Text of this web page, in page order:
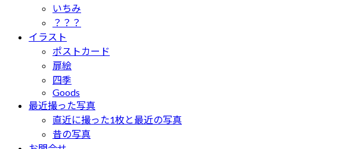
いちみ
？？？
イラスト
ポストカード
扉絵
四季
Goods
最近撮った写真
直近に撮った1枚と最近の写真
昔の写真